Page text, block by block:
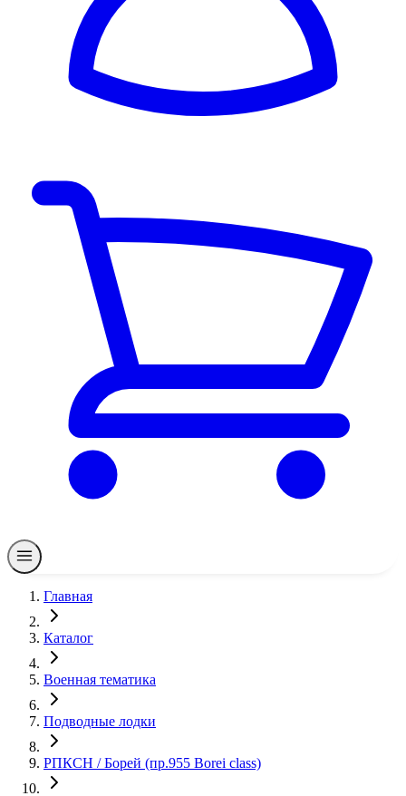
Главная
Каталог
Военная тематика
Подводные лодки
РПКСН / Борей (пр.955 Borei class)